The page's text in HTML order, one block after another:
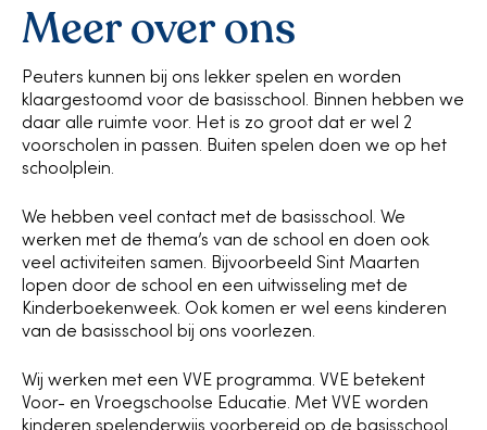
Meer over ons
Peuters kunnen bij ons lekker spelen en worden
klaargestoomd voor de basisschool. Binnen hebben we
daar alle ruimte voor. Het is zo groot dat er wel 2
voorscholen in passen. Buiten spelen doen we op het
schoolplein.
We hebben veel contact met de basisschool. We
werken met de thema’s van de school en doen ook
veel activiteiten samen. Bijvoorbeeld Sint Maarten
lopen door de school en een uitwisseling met de
Kinderboekenweek. Ook komen er wel eens kinderen
van de basisschool bij ons voorlezen.
Wij werken met een VVE programma. VVE betekent
Voor- en Vroegschoolse Educatie. Met VVE worden